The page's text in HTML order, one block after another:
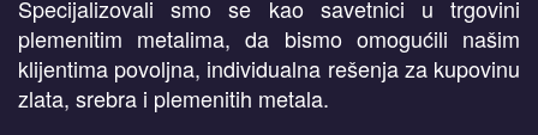
Specijalizovali smo se kao savetnici u trgovini
plemenitim metalima, da bismo omogućili našim
klijentima povoljna, individualna rešenja za kupovinu
zlata, srebra i plemenitih metala.